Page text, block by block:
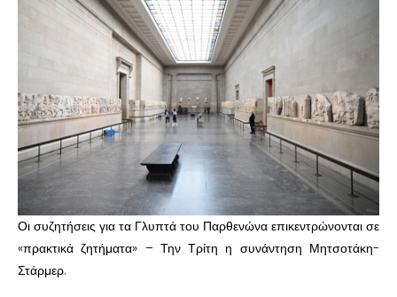
Οι συζητήσεις για τα Γλυπτά του Παρθενώνα επικεντρώνονται σε
«πρακτικά ζητήματα» – Την Τρίτη η συνάντηση Μητσοτάκη-
Στάρμερ.